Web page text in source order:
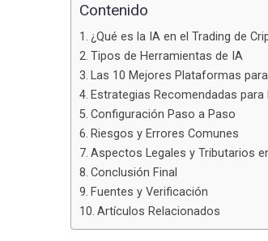
Contenido
¿Qué es la IA en el Trading de
Tipos de Herramientas de IA
Las 10 Mejores Plataformas
Estrategias Recomendadas para
Configuración Paso a Paso
Riesgos y Errores Comunes
Aspectos Legales y Tributarios
Conclusión Final
Fuentes y Verificación
Artículos Relacionados